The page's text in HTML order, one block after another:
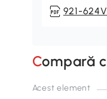
921-
Compară
Acest element